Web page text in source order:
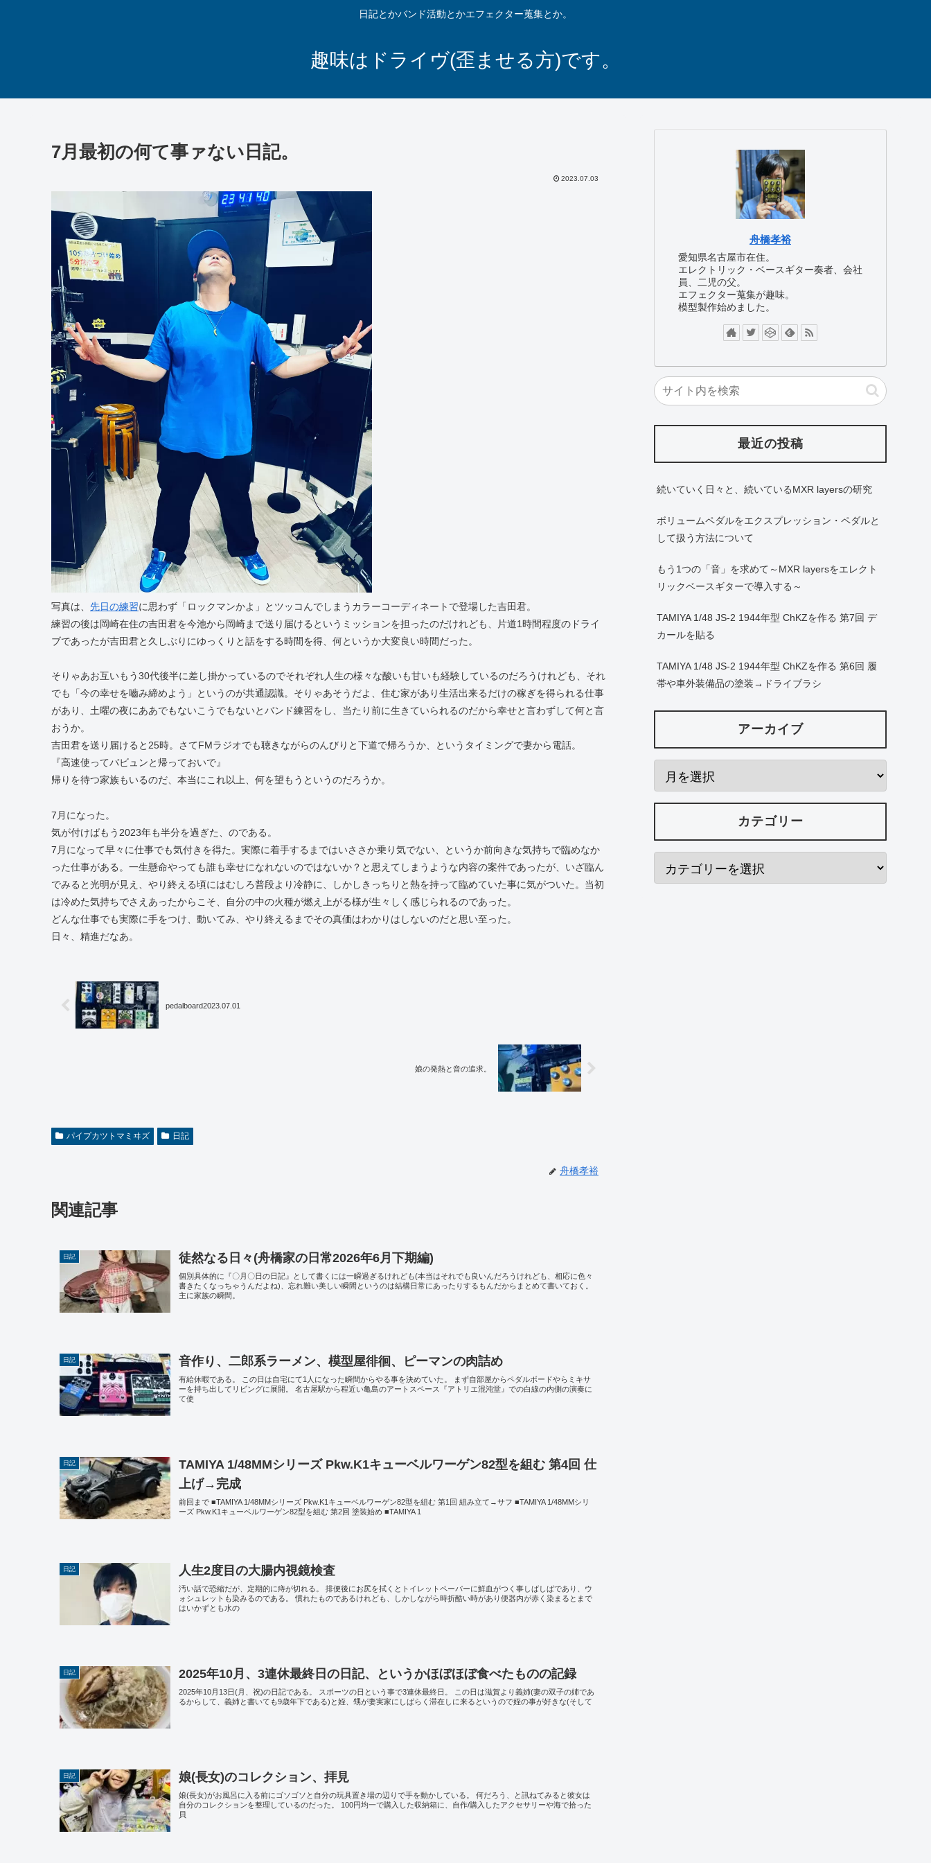
日記とかバンド活動とかエフェクター蒐集とか。
趣味はドライヴ(歪ませる方)です。
7月最初の何て事ァない日記。
2023.07.03
写真は、 先日の練習に思わず「ロックマンかよ」とツッコんでしまうカラーコーディネートで登場した吉田君。
練習の後は岡崎在住の吉田君を今池から岡崎まで送り届けるというミッションを担ったのだけれども、片道1時間程度のドライ
ブであったが吉田君と久しぶりにゆっくりと話をする時間を得、何というか大変良い時間だった。
そりゃあお互いもう30代後半に差し掛かっているのでそれぞれ人生の様々な酸いも甘いも経験しているのだろうけれども、それ
でも「今の幸せを嚙み締めよう」というのが共通認識。そりゃあそうだよ、住む家があり生活出来るだけの稼ぎを得られる仕事
があり、土曜の夜にああでもないこうでもないとバンド練習をし、当たり前に生きていられるのだから幸せと言わずして何と言
おうか。
吉田君を送り届けると25時。さてFMラジオでも聴きながらのんびりと下道で帰ろうか、というタイミングで妻から電話。
『高速使ってバビュンと帰っておいで』
帰りを待つ家族もいるのだ、本当にこれ以上、何を望もうというのだろうか。
7月になった。
気が付けばもう2023年も半分を過ぎた、のである。
7月になって早々に仕事でも気付きを得た。実際に着手するまではいささか乗り気でない、というか前向きな気持ちで臨めなか
った仕事がある。一生懸命やっても誰も幸せになれないのではないか？と思えてしまうような内容の案件であったが、いざ臨ん
でみると光明が見え、やり終える頃にはむしろ普段より冷静に、しかしきっちりと熱を持って臨めていた事に気がついた。当初
は冷めた気持ちでさえあったからこそ、自分の中の火種が燃え上がる様が生々しく感じられるのであった。
どんな仕事でも実際に手をつけ、動いてみ、やり終えるまでその真価はわかりはしないのだと思い至った。
日々、精進だなあ。
pedalboard2023.07.01
娘の発熱と音の追求。
パイプカツトマミヰズ 日記
舟橋孝裕
関連記事
日記 徒然なる日々(舟橋家の日常2026年6月下期編)
個別具体的に『〇月〇日の日記』として書くには一瞬過ぎるけれども(本当はそれでも良いんだろうけれども、相応に色々
書きたくなっちゃうんだよね)、忘れ難い美しい瞬間というのは結構日常にあったりするもんだからまとめて書いておく。
主に家族の瞬間。
日記 音作り、二郎系ラーメン、模型屋徘徊、ピーマンの肉詰め
有給休暇である。 この日は自宅にて1人になった瞬間からやる事を決めていた。 まず自部屋からペダルボードやらミキサ
ーを持ち出してリビングに展開。 名古屋駅から程近い亀島のアートスペース『アトリエ混沌堂』での白線の内側の演奏に
て使
日記
TAMIYA 1/48MMシリーズ Pkw.K1キューベルワーゲン82型を組む 第4回 仕
上げ→完成
前回まで ■TAMIYA 1/48MMシリーズ Pkw.K1キューベルワーゲン82型を組む 第1回 組み立て→サフ ■TAMIYA 1/48MMシリ
ーズ Pkw.K1キューベルワーゲン82型を組む 第2回 塗装始め ■TAMIYA 1
日記 人生2度目の大腸内視鏡検査
汚い話で恐縮だが、定期的に痔が切れる。 排便後にお尻を拭くとトイレットペーパーに鮮血がつく事しばしばであり、ウ
ォシュレットも染みるのである。 慣れたものであるけれども、しかしながら時折酷い時があり便器内が赤く染まるとまで
はいかずとも水の
日記 2025年10月、3連休最終日の日記、というかほぼほぼ食べたものの記録
2025年10月13日(月、祝)の日記である。 スポーツの日という事で3連休最終日。 この日は滋賀より義姉(妻の双子の姉であ
るからして、義姉と書いても9歳年下である)と姪、甥が妻実家にしばらく滞在しに来るというので姪の事が好きな(そして
日記 娘(長女)のコレクション、拝見
娘(長女)がお風呂に入る前にゴソゴソと自分の玩具置き場の辺りで手を動かしている。 何だろう、と訊ねてみると彼女は
自分のコレクションを整理しているのだった。 100円均一で購入した収納箱に、自作/購入したアクセサリーや海で拾った
貝
舟橋孝裕
愛知県名古屋市在住。
エレクトリック・ベースギター奏者、会社
員、二児の父。
エフェクター蒐集が趣味。
模型製作始めました。
最近の投稿
続いていく日々と、続いているMXR layersの研究
ボリュームペダルをエクスプレッション・ペダルと
して扱う方法について
もう1つの「音」を求めて～MXR layersをエレクト
リックベースギターで導入する～
TAMIYA 1/48 JS-2 1944年型 ChKZを作る 第7回 デ
カールを貼る
TAMIYA 1/48 JS-2 1944年型 ChKZを作る 第6回 履
帯や車外装備品の塗装→ドライブラシ
アーカイブ
カテゴリー